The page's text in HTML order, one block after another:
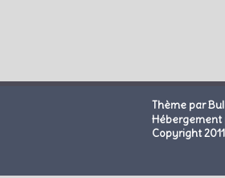
Thème par
Hébergement
Copyright